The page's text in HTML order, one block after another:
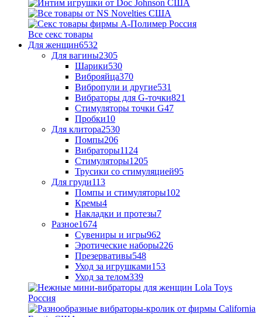
Все секс товары
Для женщин6532
Для вагины2305
Шарики530
Виброяйца370
Вибропули и другие531
Вибраторы для G-точки821
Стимуляторы точки G47
Пробки10
Для клитора2530
Помпы206
Вибраторы1124
Стимуляторы1205
Трусики со стимуляцией95
Для груди113
Помпы и стимуляторы102
Кремы4
Накладки и протезы7
Разное1674
Сувениры и игры962
Эротические наборы226
Презервативы548
Уход за игрушками153
Уход за телом339